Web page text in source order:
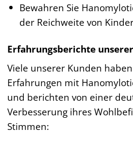
Bewahren Sie
der Reichweite von
Erfahrungsberichte
Viele unserer Kunden
Erfahrungen mit
und berichten von einer
Verbesserung ihres
Stimmen: